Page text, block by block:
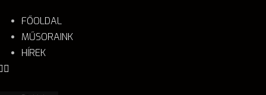
FŐOLDAL
MŰSORAINK
HÍREK